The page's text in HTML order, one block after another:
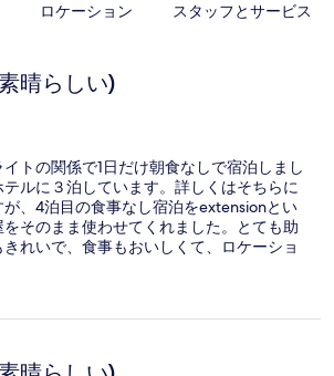
ロケーション スタッフとサービス
晴らしい)
トの関係で1日だけ朝食なしで宿泊しまし
ルに３泊しています。詳しくはそちらに
、4泊目の食事なし宿泊をextensionとい
そのまま使わせてくれました。とても助
れいで、食事もおいしくて、ロケーショ
さんも親切で、融通をきかせてくれるホ
ぶ堪能したので、マルタに次いつ行くか
クファーストが食べられるMR TODDにし